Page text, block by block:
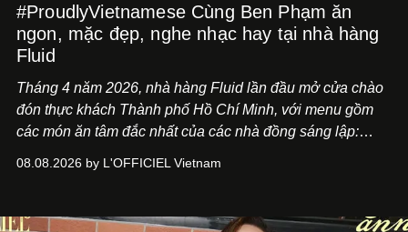
#ProudlyVietnamese Cùng Ben Phạm ăn
ngon, mặc đẹp, nghe nhạc hay tại nhà hàng
Fluid
Tháng 4 năm 2026, nhà hàng Fluid lần đầu mở cửa chào
đón thực khách Thành phố Hồ Chí Minh, với menu gồm
các món ăn tâm đắc nhất của các nhà đồng sáng lập:
món ăn đa dạng từ Á đến Âu nhanh chóng được yêu thích
mang đến niềm vui cho thực khách.
08.08.2026 by L'OFFICIEL Vietnam